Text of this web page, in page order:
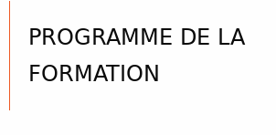
PROGRAMME DE LA
FORMATION